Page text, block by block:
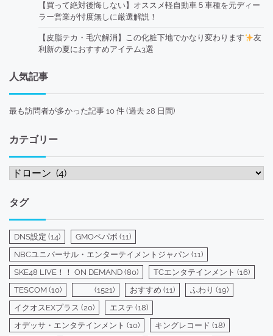
【買って絶対後悔しない】オススメ軽自動車５車種を元ディー
ラー営業が忖度無しに厳選解説！
【皮脂テカ・毛穴解消】この化粧下地でかなり変わります
友
利新の夏におすすめアイテム3選
人気記事
最も訪問者が多かった記事 10 件 (過去 28 日間)
カテゴリー
カ
ゴ
リ
ー
タグ
DNS設定 (14) GMOペパボ (11)
NBCユニバーサル・エンターテイメントジャパン (11)
SKE48 LIVE！！ ON DEMAND (80) TCエンタテインメント (16)
TESCOM (10) (1521) おすすめ (11) ふわり (19)
イクオスEXプラス (20) エステ (18)
オデッサ・エンタテインメント (10) キングレコード (18)